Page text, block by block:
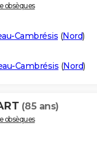
obsèques
Cambrésis (Nord)
Cambrésis (Nord)
(85 ans)
obsèques